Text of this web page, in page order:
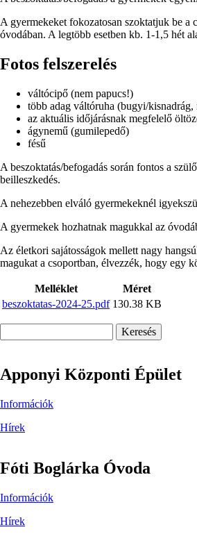
A gyermekeket fokozatosan szoktatjuk be a
óvodában. A legtöbb esetben kb. 1-1,5 hét
Fotos felszerelés
váltócipő (nem papucs!)
több adag váltóruha (bugyi/kisnadrág,
az aktuális időjárásnak megfelelő
ágynemű (gumilepedő)
fésű
A beszoktatás/befogadás során fontos a
beilleszkedés.
A nehezebben elváló gyermekeknél
A gyermekek hozhatnak magukkal az
Az életkori sajátosságok mellett nagy
magukat a csoportban, élvezzék, hogy egy
CsatolmányMelléklet
Méret
beszoktatas-2024-25.pdf 130.38 KB
Apponyi Központi Épület
Információk
Hírek
Fóti Boglárka Óvoda
Információk
Hírek